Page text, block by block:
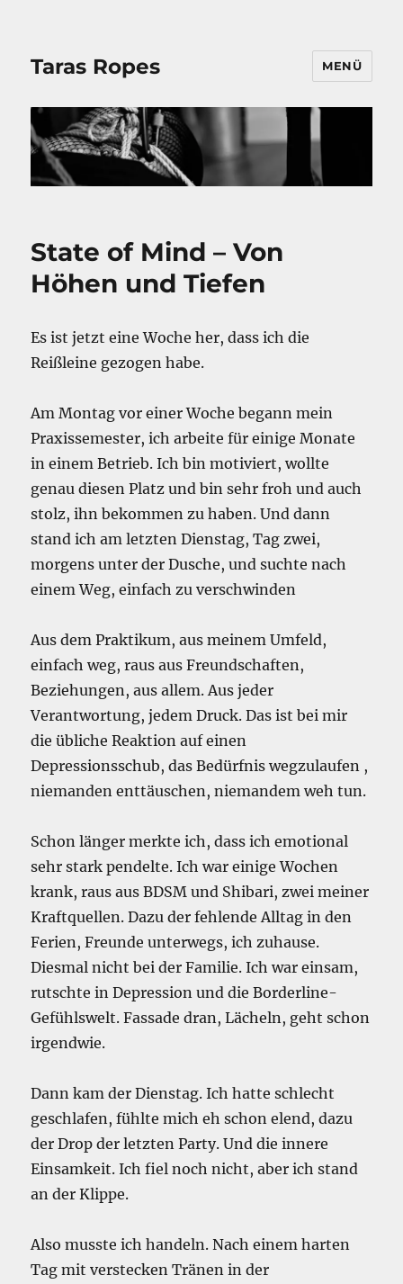
Taras Ropes MENÜ
State of Mind – Von
Höhen und Tiefen
Es ist jetzt eine Woche her, dass ich die
Reißleine gezogen habe.
Am Montag vor einer Woche begann mein
Praxissemester, ich arbeite für einige Monate
in einem Betrieb. Ich bin motiviert, wollte
genau diesen Platz und bin sehr froh und auch
stolz, ihn bekommen zu haben. Und dann
stand ich am letzten Dienstag, Tag zwei,
morgens unter der Dusche, und suchte nach
einem Weg, einfach zu verschwinden
Aus dem Praktikum, aus meinem Umfeld,
einfach weg, raus aus Freundschaften,
Beziehungen, aus allem. Aus jeder
Verantwortung, jedem Druck. Das ist bei mir
die übliche Reaktion auf einen
Depressionsschub, das Bedürfnis wegzulaufen ,
niemanden enttäuschen, niemandem weh tun.
Schon länger merkte ich, dass ich emotional
sehr stark pendelte. Ich war einige Wochen
krank, raus aus BDSM und Shibari, zwei meiner
Kraftquellen. Dazu der fehlende Alltag in den
Ferien, Freunde unterwegs, ich zuhause.
Diesmal nicht bei der Familie. Ich war einsam,
rutschte in Depression und die Borderline-
Gefühlswelt. Fassade dran, Lächeln, geht schon
irgendwie.
Dann kam der Dienstag. Ich hatte schlecht
geschlafen, fühlte mich eh schon elend, dazu
der Drop der letzten Party. Und die innere
Einsamkeit. Ich fiel noch nicht, aber ich stand
an der Klippe.
Also musste ich handeln. Nach einem harten
Tag mit verstecken Tränen in der